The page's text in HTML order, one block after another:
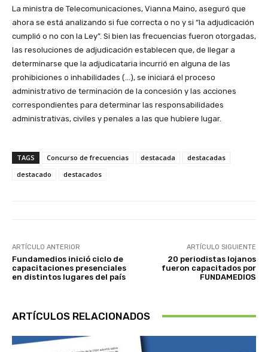
La ministra de Telecomunicaciones, Vianna Maino, aseguró que
ahora se está analizando si fue correcta o no y si “la adjudicación
cumplió o no con la Ley”. Si bien las frecuencias fueron otorgadas,
las resoluciones de adjudicación establecen que, de llegar a
determinarse que la adjudicataria incurrió en alguna de las
prohibiciones o inhabilidades (…), se iniciará el proceso
administrativo de terminación de la concesión y las acciones
correspondientes para determinar las responsabilidades
administrativas, civiles y penales a las que hubiere lugar.
TAGS Concurso de frecuencias destacada
destacadas
destacado
destacados
ARTÍCULO ANTERIOR
Fundamedios inició ciclo de
capacitaciones presenciales
en distintos lugares del país
ARTÍCULO SIGUIENTE
20 periodistas lojanos
fueron capacitados por
FUNDAMEDIOS
ARTÍCULOS RELACIONADOS